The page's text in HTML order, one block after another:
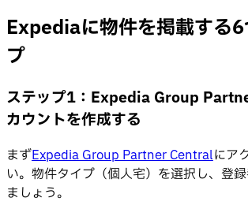
Expediaに物件を掲載する6
プ
ステップ1：Expedia Group
カウントを作成する
まずExpedia Group Partner Centralにア
い。物件タイプ（個人宅）を選択し、登
ましょう。